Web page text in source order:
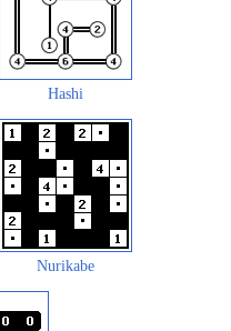
Hashi
Nurikabe